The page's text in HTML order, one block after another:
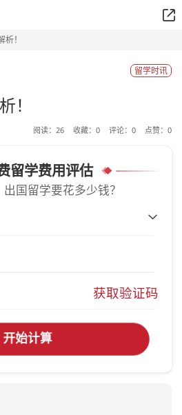
！
留学时讯
！
阅读： 26 收藏： 0 评论： 0 点赞： 0
留学费用评估
国留学要花多少钱？
获取验证码
开始计算